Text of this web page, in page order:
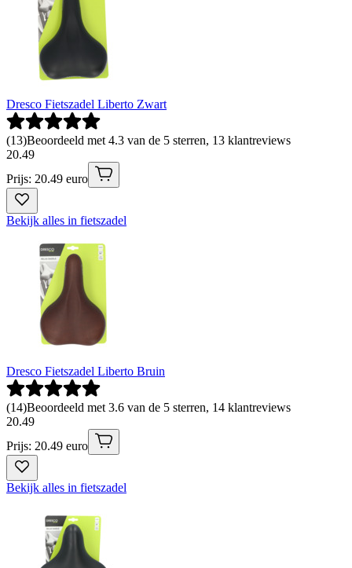
Dresco Fietszadel Liberto Zwart
(13)Beoordeeld met 4.3 van de 5 sterren, 13 klantreviews
20.49
Prijs: 20.49 euro
Bekijk alles in fietszadel
Dresco Fietszadel Liberto Bruin
(14)Beoordeeld met 3.6 van de 5 sterren, 14 klantreviews
20.49
Prijs: 20.49 euro
Bekijk alles in fietszadel